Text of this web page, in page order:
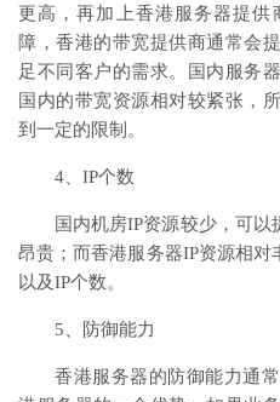
更高，再加上香港服务器提
障，香港的带宽提供商通常会
足不同客户的需求。国内服务
国内的带宽资源相对较紧张，
到一定的限制。
4、IP个数
国内机房IP资源较少，可
昂贵；而香港服务器IP资源相
以及IP个数。
5、防御能力
香港服务器的防御能力通